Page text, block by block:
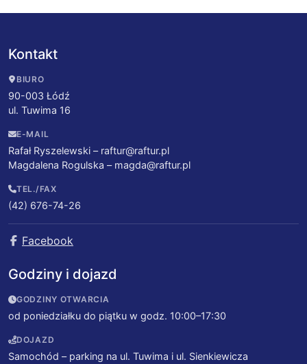
Kontakt
BIURO
90-003 Łódź
ul. Tuwima 16
E-MAIL
Rafał Ryszelewski – raftur@raftur.pl
Magdalena Rogulska – magda@raftur.pl
TEL./FAX
(42) 676-74-26
Facebook
Godziny i dojazd
GODZINY OTWARCIA
od poniedziałku do piątku w godz. 10:00–17:30
DOJAZD
Samochód – parking na ul. Tuwima i ul. Sienkiewicza